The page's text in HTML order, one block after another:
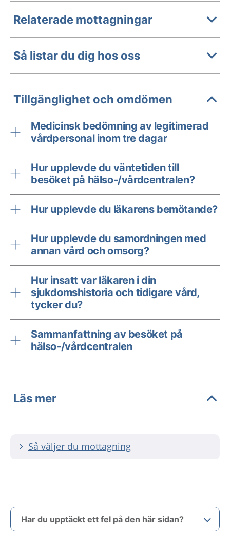
Relaterade mottagningar
Så listar du dig hos oss
Tillgänglighet och omdömen
Medicinsk bedömning av legitimerad
vårdpersonal inom tre dagar
Hur upplevde du väntetiden till
besöket på hälso-/vårdcentralen?
Hur upplevde du läkarens bemötande?
Hur upplevde du samordningen med
annan vård och omsorg?
Hur insatt var läkaren i din
sjukdomshistoria och tidigare vård,
tycker du?
Sammanfattning av besöket på
hälso-/vårdcentralen
Läs mer
Så väljer du mottagning
Har du upptäckt ett fel på den här sidan?